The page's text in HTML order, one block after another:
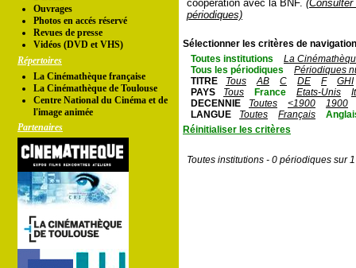
Ouvrages
Photos en accés réservé
Revues de presse
Vidéos (DVD et VHS)
Répertoires
La Cinémathèque française
La Cinémathèque de Toulouse
Centre National du Cinéma et de
l'image animée
Partenaires
coopération avec la BNF.
périodiques)
Sélectionner les critères de
Toutes institutions
La
Tous les périodiques
Périodiques
TITRE
Tous AB C DE F
GHI
PAYS
Tous France Etats-Unis
DECENNIE
Toutes <1900
1900
LANGUE
Toutes Français
Réinitialiser les critères
Toutes institutions - 0 périodiques sur